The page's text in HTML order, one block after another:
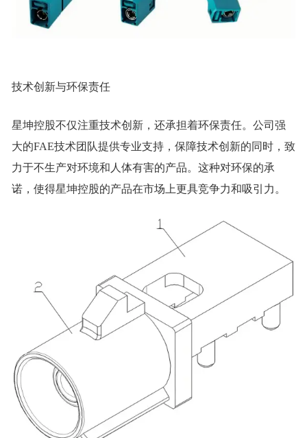
技术创新与环保责任
星坤控股不仅注重技术创新，还承担着环保责任。公司强
大的FAE技术团队提供专业支持，保障技术创新的同时，致
力于不生产对环境和人体有害的产品。这种对环保的承
诺，使得星坤控股的产品在市场上更具竞争力和吸引力。